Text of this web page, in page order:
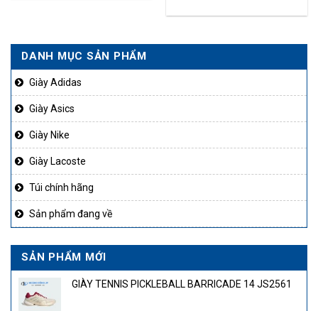
DANH MỤC SẢN PHẨM
Giày Adidas
Giày Asics
Giày Nike
Giày Lacoste
Túi chính hãng
Sản phẩm đang về
SẢN PHẨM MỚI
GIÀY TENNIS PICKLEBALL BARRICADE 14 JS2561
1.850.000₫.là: